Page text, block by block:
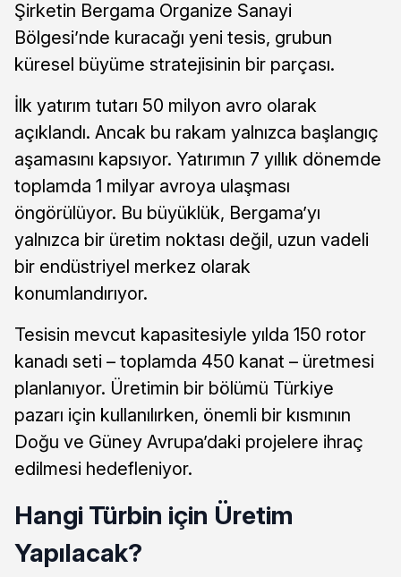
Şirketin Bergama Organize Sanayi
Bölgesi’nde kuracağı yeni tesis, grubun
küresel büyüme stratejisinin bir parçası.
İlk yatırım tutarı 50 milyon avro olarak
açıklandı. Ancak bu rakam yalnızca başlangıç
aşamasını kapsıyor. Yatırımın 7 yıllık dönemde
toplamda 1 milyar avroya ulaşması
öngörülüyor. Bu büyüklük, Bergama’yı
yalnızca bir üretim noktası değil, uzun vadeli
bir endüstriyel merkez olarak
konumlandırıyor.
Tesisin mevcut kapasitesiyle yılda 150 rotor
kanadı seti – toplamda 450 kanat – üretmesi
planlanıyor. Üretimin bir bölümü Türkiye
pazarı için kullanılırken, önemli bir kısmının
Doğu ve Güney Avrupa’daki projelere ihraç
edilmesi hedefleniyor.
Hangi Türbin için Üretim
Yapılacak?